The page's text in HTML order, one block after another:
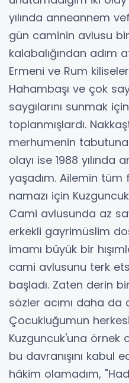
yılında anneannem
gün caminin avlusu
kalabalığından adım
Ermeni ve Rum
Hahambaşı ve çok
saygılarını sunmak
toplanmışlardı.
merhumenin
olayı ise 1988 yılında
yaşadım. Ailemin
namazı için
Cami avlusunda az
erkekli gayrimüslim
imamı büyük bir
cami avlusunu terk
başladı. Zaten derin
sözler acımı daha da
Çocukluğumun
Kuzguncuk'una örnek
bu davranışını kabul
hâkim olamadım,